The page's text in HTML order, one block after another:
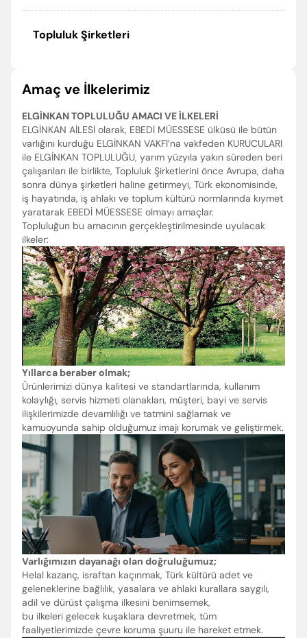
Topluluk Şirketleri
Amaç ve İlkelerimiz
ELGİNKAN TOPLULUĞU AMACI VE İLKELERİ
ELGİNKAN AİLESİ olarak, EBEDİ MÜESSESE ülküsü ile bütün
varlığını kurduğu ELGİNKAN VAKFI’na vakfeden KURUCULARI
ile ELGİNKAN TOPLULUĞU, yarım yüzyıla yakın süreden beri
çalışanları ile birlikte, Topluluk Şirketlerini önce Avrupa, daha
sonra dünya şirketleri haline getirmeyi, Türk ekonomisinde,
iş hayatında, iş ahlakı ve toplum kültürü normlarında kıymet
yaratarak EBEDİ MÜESSESE olmayı amaçlar.
Topluluğun bu amacının gerçekleştirilmesinde uyulacak
ilkeler:
Yıllarca beraber olmak;
Ürünlerimizi dünya kalitesi ve standartlarında, kullanım
kolaylığı, servis hizmeti olanakları, müşteri, bayi ve servis
ilişkilerimizde devamlılığı ve tatmini sağlamak ve
kamuoyunda sahip olduğumuz imajı korumak ve geliştirmek.
Varlığımızın dayanağı olan doğruluğumuz;
Helal kazanç, israftan kaçınmak, Türk kültürü adet ve
geleneklerine bağlılık, yasalara ve ahlaki kurallara saygılı,
adil ve dürüst çalışma ilkesini benimsemek,
bu ilkeleri gelecek kuşaklara devretmek, tüm
faaliyetlerimizde çevre koruma şuuru ile hareket etmek.